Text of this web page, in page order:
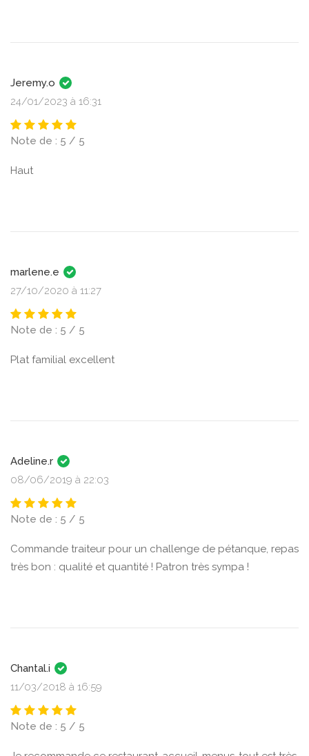
Jeremy.o
24/01/2023 à 16:31
Note de : 5 / 5
Haut
marlene.e
27/10/2020 à 11:27
Note de : 5 / 5
Plat familial excellent
Adeline.r
08/06/2019 à 22:03
Note de : 5 / 5
Commande traiteur pour un challenge de pétanque, repas
très bon : qualité et quantité ! Patron très sympa !
Chantal.i
11/03/2018 à 16:59
Note de : 5 / 5